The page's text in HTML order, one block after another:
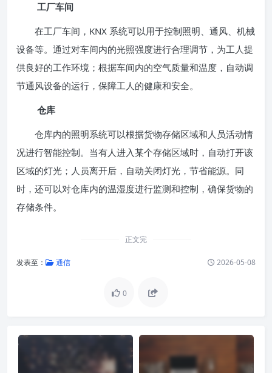
工厂车间
在工厂车间，KNX 系统可以用于控制照明、通风、机械
设备等。通过对车间内的光照强度进行合理调节，为工人提
供良好的工作环境；根据车间内的空气质量和温度，自动调
节通风设备的运行，保障工人的健康和安全。
仓库
仓库内的照明系统可以根据货物存储区域和人员活动情
况进行智能控制。当有人进入某个存储区域时，自动打开该
区域的灯光；人员离开后，自动关闭灯光，节省能源。同
时，还可以对仓库内的温湿度进行监测和控制，确保货物的
存储条件。
正文完
发表至： 通信 2026-05-08
0